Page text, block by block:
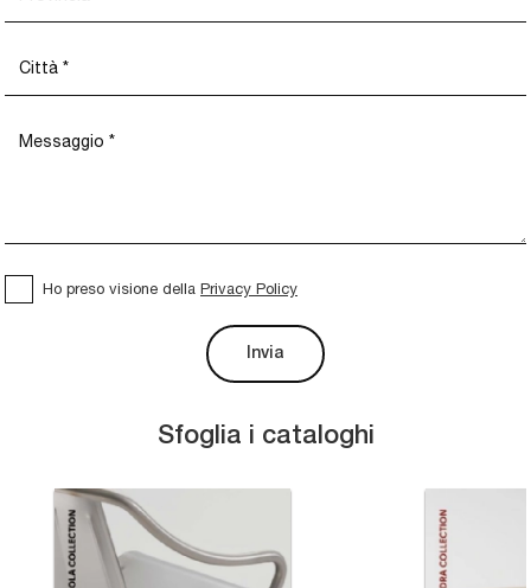
Sfoglia i cataloghi
Ho preso visione della Privacy Policy
Invia